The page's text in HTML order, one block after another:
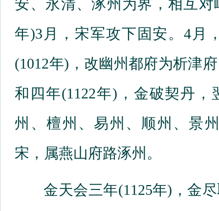
安、永清、涿州为界，相互
年)3月，宋军攻下固安。4月
(1012年)，改幽州都府为析津
和四年(1122年)，金破契丹
州、檀州、易州、顺州、景
宋，属燕山府路涿州。
金天会三年(1125年)，金尽